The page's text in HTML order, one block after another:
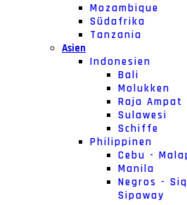
Mozambique
Südafrika
Tanzania
Asien
Indonesien
Bali
Molukken
Raja Ampat
Sulawesi
Schiffe
Philippinen
Cebu -
Manila
Negros -
Sipaway